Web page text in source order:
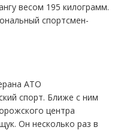
весом 195 килограмм.
спортсмен-
АТО
спорт. Ближе с ним
центра
Он несколько раз в